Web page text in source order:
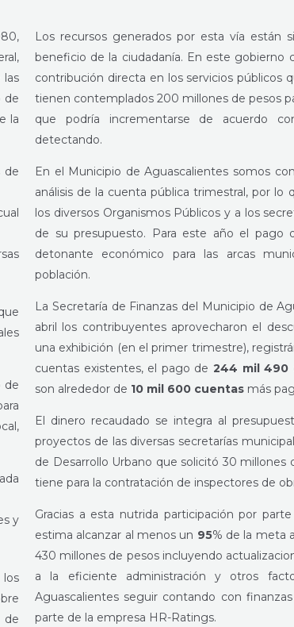
las
de
la
de
de
y
de
Los recursos generados por esta vía están
beneficio de la ciudadanía. En este gobierno
contribución directa en los servicios públicos
tienen contemplados 200 millones de pesos
que podría incrementarse de acuerdo
detectando.
En el Municipio de Aguascalientes somos
análisis de la cuenta pública trimestral, por lo
los diversos Organismos Públicos y a los
de su presupuesto. Para este año el pago
detonante económico para las arcas
población.
La Secretaría de Finanzas del Municipio de
abril los contribuyentes aprovecharon el
una exhibición (en el primer trimestre),
cuentas existentes, el pago de244 mil 490
son alrededor de 10 mil 600 cuentas más
El dinero recaudado se integra al
proyectos de las diversas secretarías
de Desarrollo Urbano que solicitó 30 millones
tiene para la contratación de inspectores de
Gracias a esta nutrida participación por
estima alcanzar al menos un 95% de la meta
430 millones de pesos incluyendo
a la eficiente administración y otros
Aguascalientes seguir contando con
parte de la empresa HR-Ratings.